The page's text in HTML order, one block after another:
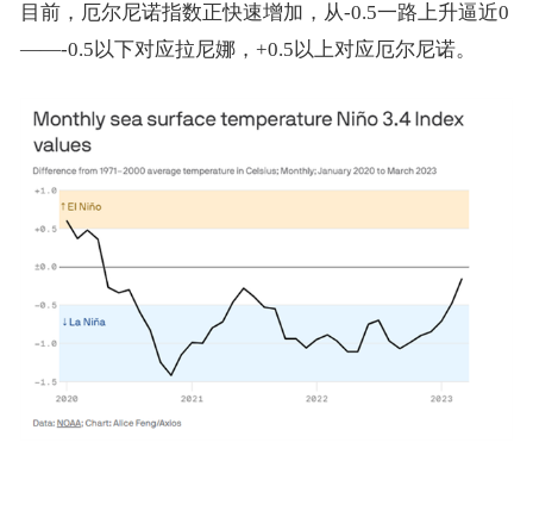
目前，厄尔尼诺指数正快速增加，从-0.5一路上升逼近0
——-0.5以下对应拉尼娜，+0.5以上对应厄尔尼诺。